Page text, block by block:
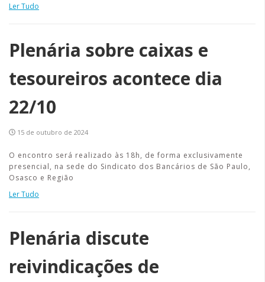
Ler Tudo
Plenária sobre caixas e
tesoureiros acontece dia
22/10
15 de outubro de 2024
O encontro será realizado às 18h, de forma exclusivamente
presencial, na sede do Sindicato dos Bancários de São Paulo,
Osasco e Região
Ler Tudo
Plenária discute
reivindicações de